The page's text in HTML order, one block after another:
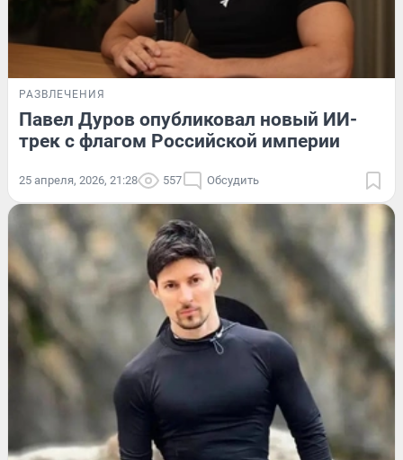
РАЗВЛЕЧЕНИЯ
Павел Дуров опубликовал новый ИИ-
трек с флагом Российской империи
25 апреля, 2026, 21:28 557 Обсудить